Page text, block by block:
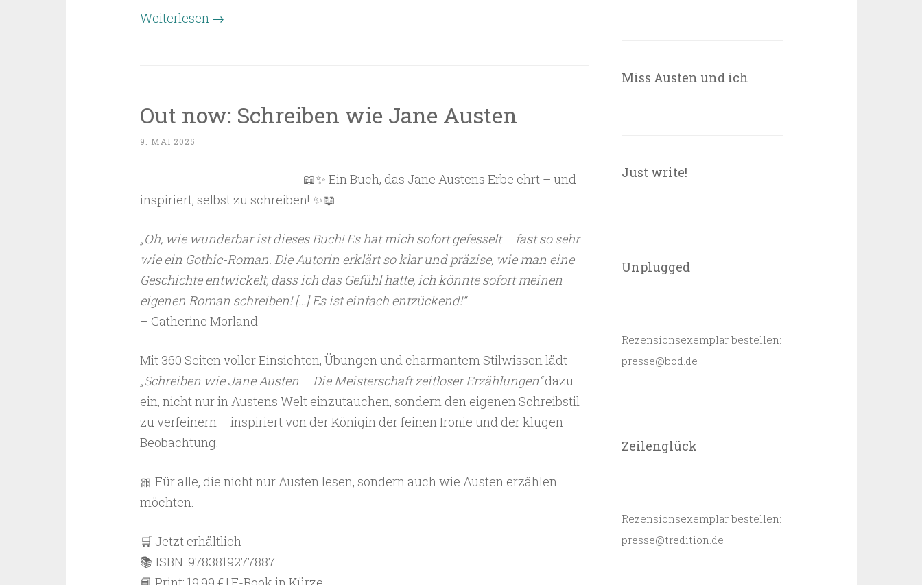
Weiterlesen →
Out now: Schreiben wie Jane Austen
9. MAI 2025
📖✨ Ein Buch, das Jane Austens Erbe ehrt – und
inspiriert, selbst zu schreiben! ✨📖
„Oh, wie wunderbar ist dieses Buch! Es hat mich sofort gefesselt – fast so sehr
wie ein Gothic-Roman. Die Autorin erklärt so klar und präzise, wie man eine
Geschichte entwickelt, dass ich das Gefühl hatte, ich könnte sofort meinen
eigenen Roman schreiben! […] Es ist einfach entzückend!“
– Catherine Morland
Mit 360 Seiten voller Einsichten, Übungen und charmantem Stilwissen lädt
„Schreiben wie Jane Austen – Die Meisterschaft zeitloser Erzählungen“dazu
ein, nicht nur in Austens Welt einzutauchen, sondern den eigenen Schreibstil
zu verfeinern – inspiriert von der Königin der feinen Ironie und der klugen
Beobachtung.
🎀 Für alle, die nicht nur Austen lesen, sondern auch wie Austen erzählen
möchten.
🛒 Jetzt erhältlich
📚 ISBN: 9783819277887
Miss Austen und ich
Just write!
Unplugged
Rezensionsexemplar bestellen:
presse@bod.de
Zeilenglück
Rezensionsexemplar bestellen:
presse@tredition.de